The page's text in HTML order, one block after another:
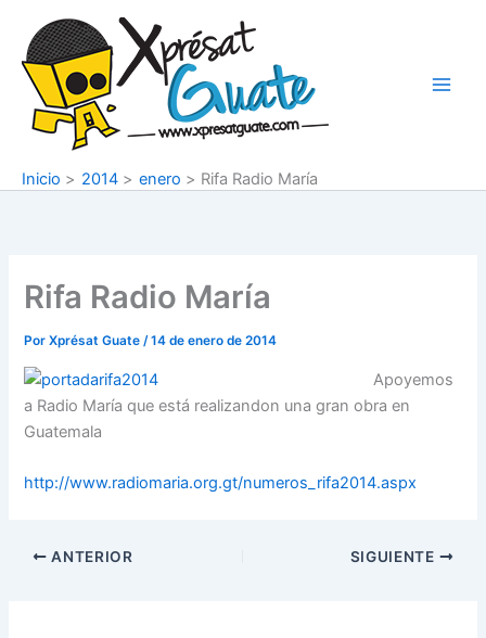
contenido
Inicio 2014 enero Rifa Radio María
Rifa Radio María
PorXprésat Guate/14 de enero de 2014
Apoyemos
a Radio María que está realizandon una gran obra en
Guatemala
http://www.radiomaria.org.gt/numeros_rifa2014.aspx
ANTERIOR SIGUIENTE